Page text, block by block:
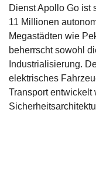
Dienst Apollo Go ist
11 Millionen
Megastädten wie
beherrscht sowohl
Industrialisierung.
elektrisches
Transport entwickelt